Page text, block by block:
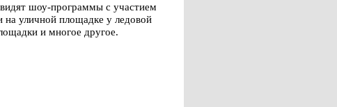
шоу-программы с участием
уличной площадке у ледовой
и многое другое.